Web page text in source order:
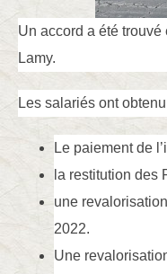
Un accord a été
Lamy.
Les salariés ont obtenu
Le paiement de
la restitution des
une
2022.
Une